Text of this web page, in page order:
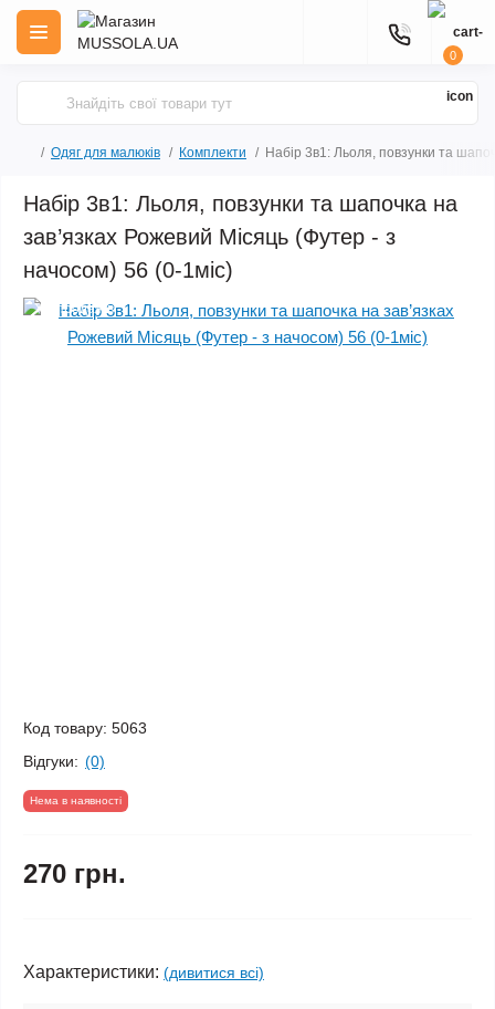
0
Одяг для малюків Комплекти Набір 3в1: Льоля, повзунки та
Набір 3в1: Льоля, повзунки та шапочка на
зав’язках Рожевий Місяць (Футер - з
начосом) 56 (0-1міс)
Хіт продажів
Код товару: 5063
Відгуки: (0)
Нема в наявності
270 грн.
Характеристики: (дивитися всі)